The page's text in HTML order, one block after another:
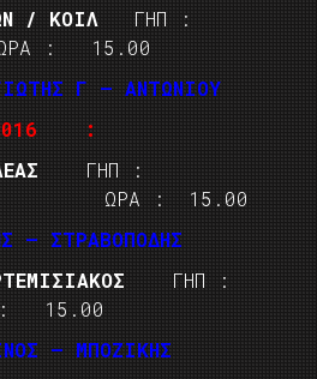
/ ΚΟΙΛ ΓΗΠ :
: 15.00
Γ – ΑΝΤΩΝΙΟΥ
2016 :
ΓΗΠ :
ΩΡΑ : 15.00
– ΣΤΡΑΒΟΠΟΔΗΣ
ΓΗΠ :
15.00
– ΜΠΟΖΙΚΗΣ